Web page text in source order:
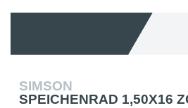
SIMSON
SPEICHENRAD 1,50X16